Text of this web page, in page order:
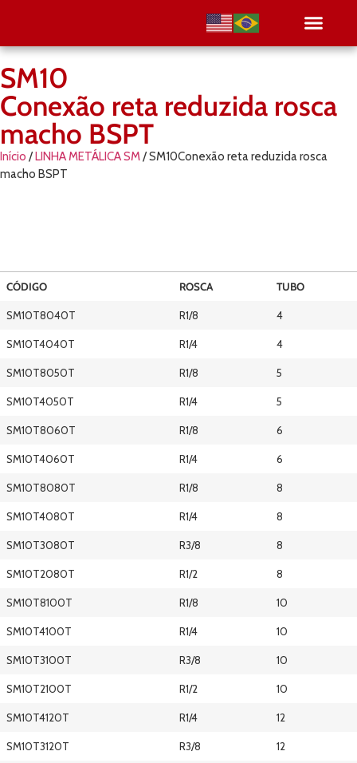
SM10
Conexão reta reduzida rosca
macho BSPT
Início /LINHA METÁLICA SM/ SM10Conexão reta reduzida rosca
macho BSPT
CÓDIGO ROSCA TUBO
SM10T8040T R1/8 4
SM10T4040T R1/4 4
SM10T8050T R1/8 5
SM10T4050T R1/4 5
SM10T8060T R1/8 6
SM10T4060T R1/4 6
SM10T8080T R1/8 8
SM10T4080T R1/4 8
SM10T3080T R3/8 8
SM10T2080T R1/2 8
SM10T8100T R1/8 10
SM10T4100T R1/4 10
SM10T3100T R3/8 10
SM10T2100T R1/2 10
SM10T4120T R1/4 12
SM10T3120T R3/8 12